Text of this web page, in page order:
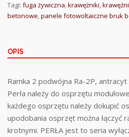
Tagi: fuga żywiczna,krawężniki,
betonowe,panele fotowoltaiczne bruk
OPIS
Ramka 2 podwójna Ra-2P, antracyt
Perła należy do osprzętu
każdego osprzętu należy dokupić
upodobania osprzęt można łączyć
krotnymi. PERŁA jest to seria